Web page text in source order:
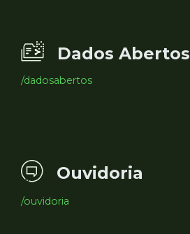
Dados Abertos
/dadosabertos
Ouvidoria
/ouvidoria